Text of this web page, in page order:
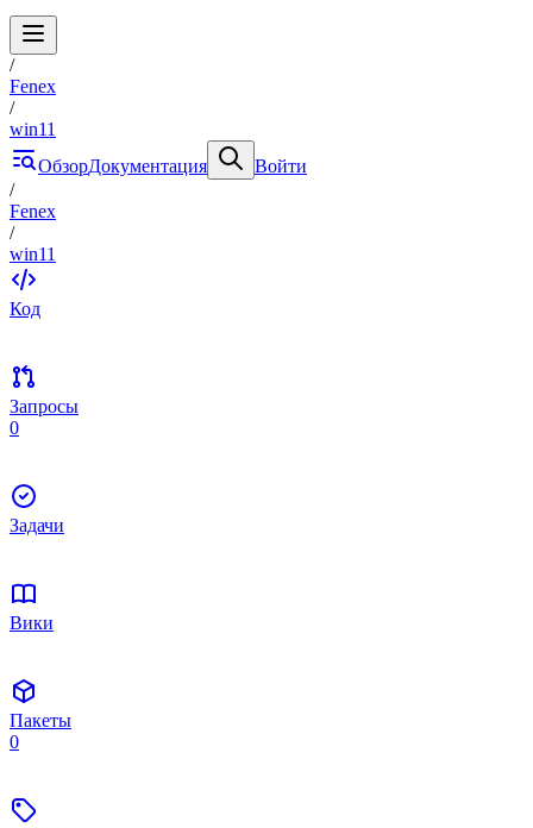
/
Fenex
/
win11
ОбзорДокументация
Войти
/
Fenex
/
win11
Код
Запросы
0
Задачи
Вики
Пакеты
0